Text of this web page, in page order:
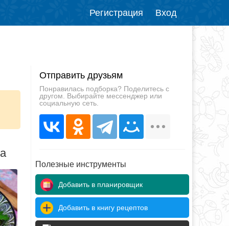
Регистрация Вход
Отправить друзьям
Понравилась подборка? Поделитесь с
другом. Выбирайте мессенджер или
социальную сеть.
Полезные инструменты
Добавить в планировщик
Добавить в книгу рецептов